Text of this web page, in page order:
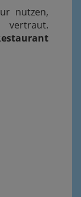
nutzen,